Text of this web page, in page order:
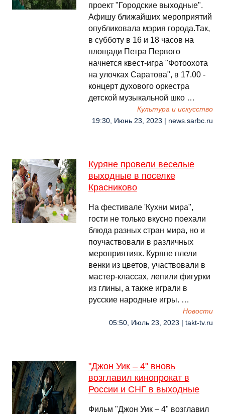
проект "Городские выходные".
Афишу ближайших мероприятий
опубликовала мэрия города.Так,
в субботу в 16 и 18 часов на
площади Петра Первого
начнется квест-игра "Фотоохота
на улочках Саратова", в 17.00 -
концерт духового оркестра
детской музыкальной шко …
Культура и искусство
19:30, Июнь 23, 2023 | news.sarbc.ru
Куряне провели веселые
выходные в поселке
Красниково
На фестивале 'Кухни мира",
гости не только вкусно поехали
блюда разных стран мира, но и
поучаствовали в различных
мероприятиях. Куряне плели
венки из цветов, участвовали в
мастер-классах, лепили фигурки
из глины, а также играли в
русские народные игры. …
Новости
05:50, Июль 23, 2023 | takt-tv.ru
"Джон Уик – 4" вновь
возглавил кинопрокат в
России и СНГ в выходные
Фильм "Джон Уик – 4" возглавил